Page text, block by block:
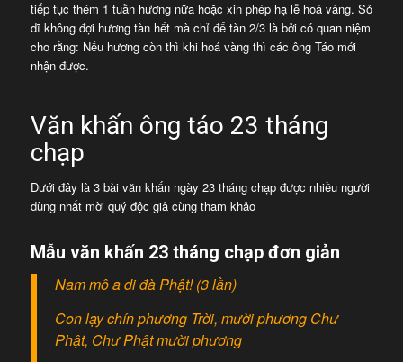
tiếp tục thêm 1 tuần hương nữa hoặc xin phép hạ lễ hoá vàng. Sở
dĩ không đợi hương tàn hết mà chỉ để tàn 2/3 là bởi có quan niệm
cho rằng: Nếu hương còn thì khi hoá vàng thì các ông Táo mới
nhận được.
Văn khấn ông táo 23 tháng
chạp
Dưới đây là 3 bài văn khấn ngày 23 tháng chạp được nhiều người
dùng nhất mời quý độc giả cùng tham khảo
Mẫu văn khấn 23 tháng chạp đơn giản
Nam mô a di đà Phật! (3 lần)
Con lạy chín phương Trời, mười phương Chư
Phật, Chư Phật mười phương